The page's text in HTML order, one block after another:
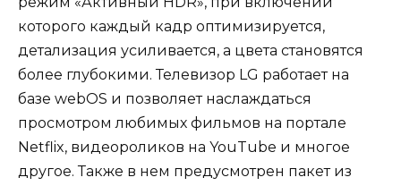
которого каждый кадр оптимизируется,
детализация усиливается, а цвета становятся
более глубокими. Телевизор LG работает на
базе webOS и позволяет наслаждаться
просмотром любимых фильмов на портале
Netflix, видеороликов на YouTube и многое
другое. Также в нем предусмотрен пакет из